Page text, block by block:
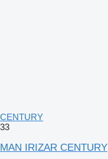
CENTURY
33
MAN IRIZAR CENTURY